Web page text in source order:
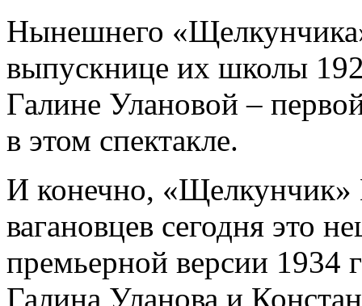
Нынешнего
выпускнице их школы
Галине Улановой –
в этом спектакле.
И конечно, «Щелкунчик»
вагановцев сегодня это
премьерной версии 1934
Галина Уланова и